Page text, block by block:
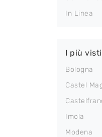
In Linea
I più visti
Bologna
Castel
Imola
Modena